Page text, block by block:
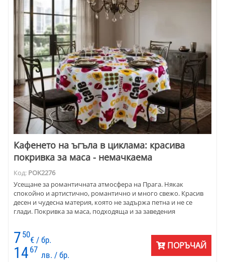
Кафенето на ъгъла в циклама: красива
покривка за маса - немачкаема
Код: POK2276
Усещане за романтичната атмосфера на Прага. Някак
спокойно и артистично, романтично и много свежо. Красив
десен и чудесна материя, която не задържа петна и не се
глади. Покривка за маса, подходяща и за заведения
7 50
€ / бр.
14 67
лв. / бр.
ПОРЪЧАЙ